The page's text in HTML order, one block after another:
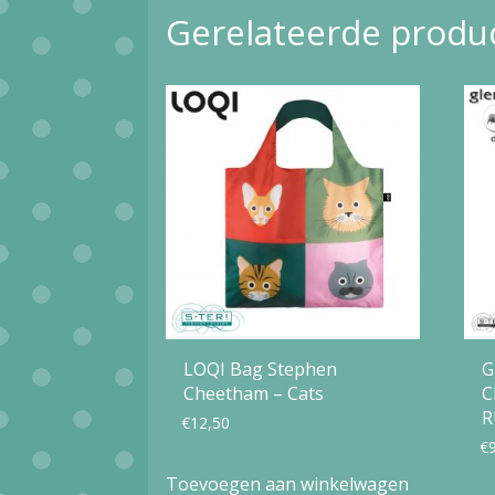
Gerelateerde
LOQI Bag Stephen
Cheetham – Cats
€12,50
Toevoegen aan winkelwagen
€